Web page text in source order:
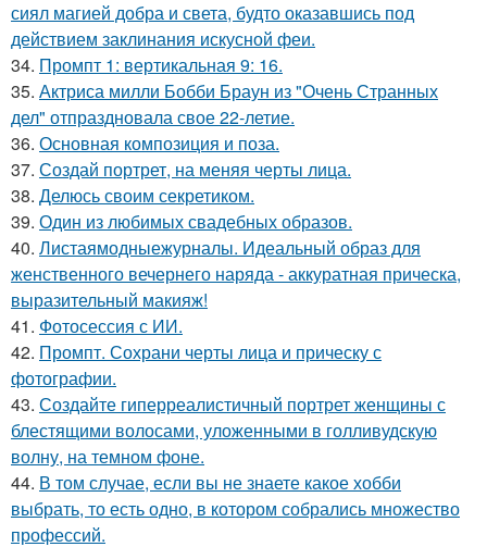
сиял магией добра и света, будто оказавшись под
действием заклинания искусной феи.
34. Промпт 1: вертикальная 9: 16.
35. Актриса милли Бобби Браун из "Очень Странных
дел" отпраздновала свое 22-летие.
36. Основная композиция и поза.
37. Создай портрет, на меняя черты лица.
38. Делюсь своим секретиком.
39. Один из любимых свадебных образов.
40. Листаямодныежурналы. Идеальный образ для
женственного вечернего наряда - аккуратная прическа,
выразительный макияж!
41. Фотосессия с ИИ.
42. Промпт. Сохрани черты лица и прическу с
фотографии.
43. Создайте гиперреалистичный портрет женщины с
блестящими волосами, уложенными в голливудскую
волну, на темном фоне.
44. В том случае, если вы не знаете какое хобби
выбрать, то есть одно, в котором собрались множество
профессий.